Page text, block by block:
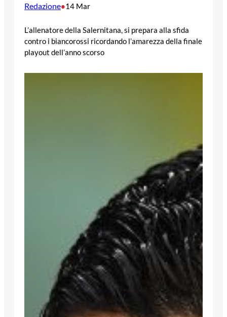
Redazione•14 Mar
L’allenatore della Salernitana, si prepara alla sfida
contro i biancorossi ricordando l’amarezza della finale
playout dell’anno scorso